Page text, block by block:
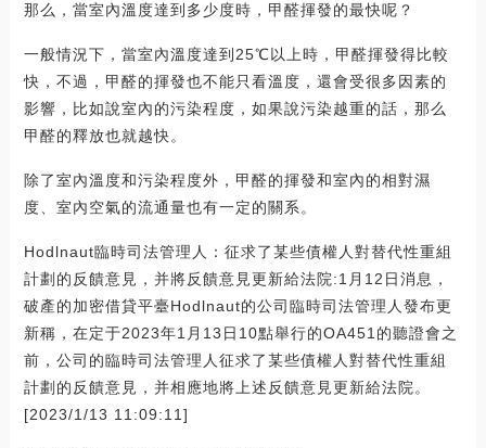
那么，當室內溫度達到多少度時，甲醛揮發的最快呢？
一般情況下，當室內溫度達到25℃以上時，甲醛揮發得比較
快，不過，甲醛的揮發也不能只看溫度，還會受很多因素的
影響，比如說室內的污染程度，如果說污染越重的話，那么
甲醛的釋放也就越快。
除了室內溫度和污染程度外，甲醛的揮發和室內的相對濕
度、室內空氣的流通量也有一定的關系。
Hodlnaut臨時司法管理人：征求了某些債權人對替代性重組
計劃的反饋意見，并將反饋意見更新給法院:1月12日消息，
破產的加密借貸平臺Hodlnaut的公司臨時司法管理人發布更
新稱，在定于2023年1月13日10點舉行的OA451的聽證會之
前，公司的臨時司法管理人征求了某些債權人對替代性重組
計劃的反饋意見，并相應地將上述反饋意見更新給法院。
[2023/1/13 11:09:11]